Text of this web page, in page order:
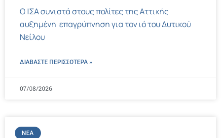
Ο ΙΣΑ συνιστά στους πολίτες της Αττικής
αυξημένη επαγρύπνηση για τον ιό του Δυτικού
Νείλου
ΔΙΑΒΑΣΤΕ ΠΕΡΙΣΣΌΤΕΡΑ »
07/08/2026
ΝΈΑ